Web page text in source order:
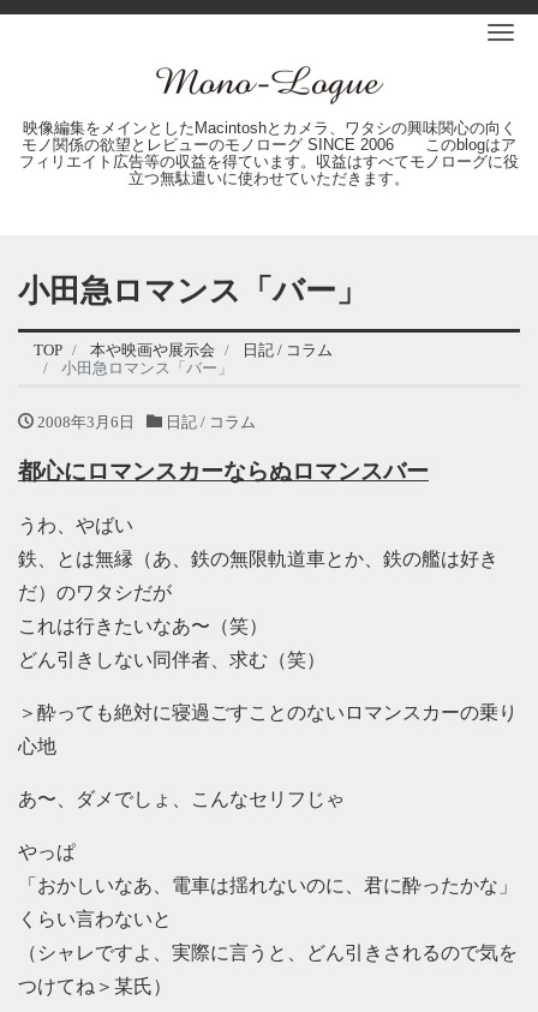
映像編集をメインとしたMacintoshとカメラ、ワタシの興味関心の向く
モノ関係の欲望とレビューのモノローグ SINCE 2006 このblogはア
フィリエイト広告等の収益を得ています。収益はすべてモノローグに役
立つ無駄遣いに使わせていただきます。
小田急ロマンス「バー」
TOP 本や映画や展示会
日記 / コラム
小田急ロマンス「バー」
2008年3月6日 日記 / コラム
都心にロマンスカーならぬロマンスバー
うわ、やばい
鉄、とは無縁（あ、鉄の無限軌道車とか、鉄の艦は好き
だ）のワタシだが
これは行きたいなあ〜（笑）
どん引きしない同伴者、求む（笑）
＞酔っても絶対に寝過ごすことのないロマンスカーの乗り
心地
あ〜、ダメでしょ、こんなセリフじゃ
やっぱ
「おかしいなあ、電車は揺れないのに、君に酔ったかな」
くらい言わないと
（シャレですよ、実際に言うと、どん引きされるので気を
つけてね＞某氏）